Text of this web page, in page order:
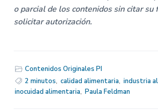
o parcial de los contenidos sin citar su
solicitar autorización.
Contenidos Originales PI
2 minutos, calidad alimentaria, industria
inocuidad alimentaria, Paula Feldman